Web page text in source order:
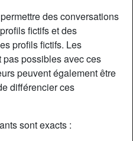
des conversations
fictifs et des
profils fictifs. Les
possibles avec ces
peuvent également être
différencier ces
sont exacts :
chatDiscuter !